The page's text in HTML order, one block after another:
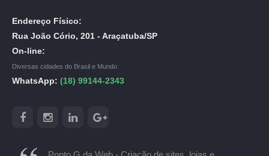
Endereço Físico:
Rua João Cório, 201 - Araçatuba/SP
On-line:
Diversas cidades do Brasil e Mundo
WhatsApp: (18) 99144-2343